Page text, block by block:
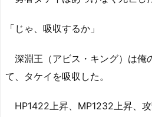
「じゃ、吸収するか」
深淵王（アビス・キング）は俺
て、タケイを吸収した。
HP1422上昇、MP1232上昇、